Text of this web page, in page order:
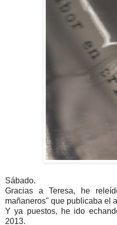
Sábado.
Gracias a Teresa, he
mañaneros" que publicaba el
Y ya puestos, he ido
2013.